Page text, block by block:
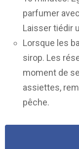
parfumer
Laisser tiédir
Lorsque les
sirop. Les
moment de
assiettes,
pêche.